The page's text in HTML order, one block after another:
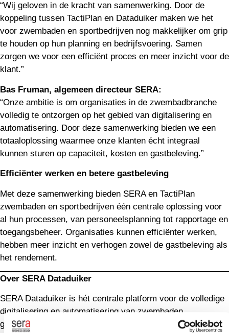
“Wij geloven in de kracht van samenwerking. Door de
koppeling tussen TactiPlan en Dataduiker maken we het
voor zwembaden en sportbedrijven nog makkelijker om grip
te houden op hun planning en bedrijfsvoering. Samen
zorgen we voor een efficiënt proces en meer inzicht voor de
klant.”
Bas Fruman, algemeen directeur SERA:
“Onze ambitie is om organisaties in de zwembadbranche
volledig te ontzorgen op het gebied van digitalisering en
automatisering. Door deze samenwerking bieden we een
totaaloplossing waarmee onze klanten écht integraal
kunnen sturen op capaciteit, kosten en gastbeleving.”
Efficiënter werken en betere gastbeleving
Met deze samenwerking bieden SERA en TactiPlan
zwembaden en sportbedrijven één centrale oplossing voor
al hun processen, van personeelsplanning tot rapportage en
toegangsbeheer. Organisaties kunnen efficiënter werken,
hebben meer inzicht en verhogen zowel de gastbeleving als
het rendement.
Over SERA Dataduiker
SERA Dataduiker is hét centrale platform voor de volledige
digitalisering en automatisering van zwembaden,
gemeenten, sportbedrijven en sportcampussen. Het